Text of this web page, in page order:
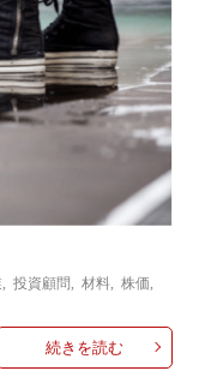
サー
覧
典
,投資顧問 ,材料 ,株価
続きを読む